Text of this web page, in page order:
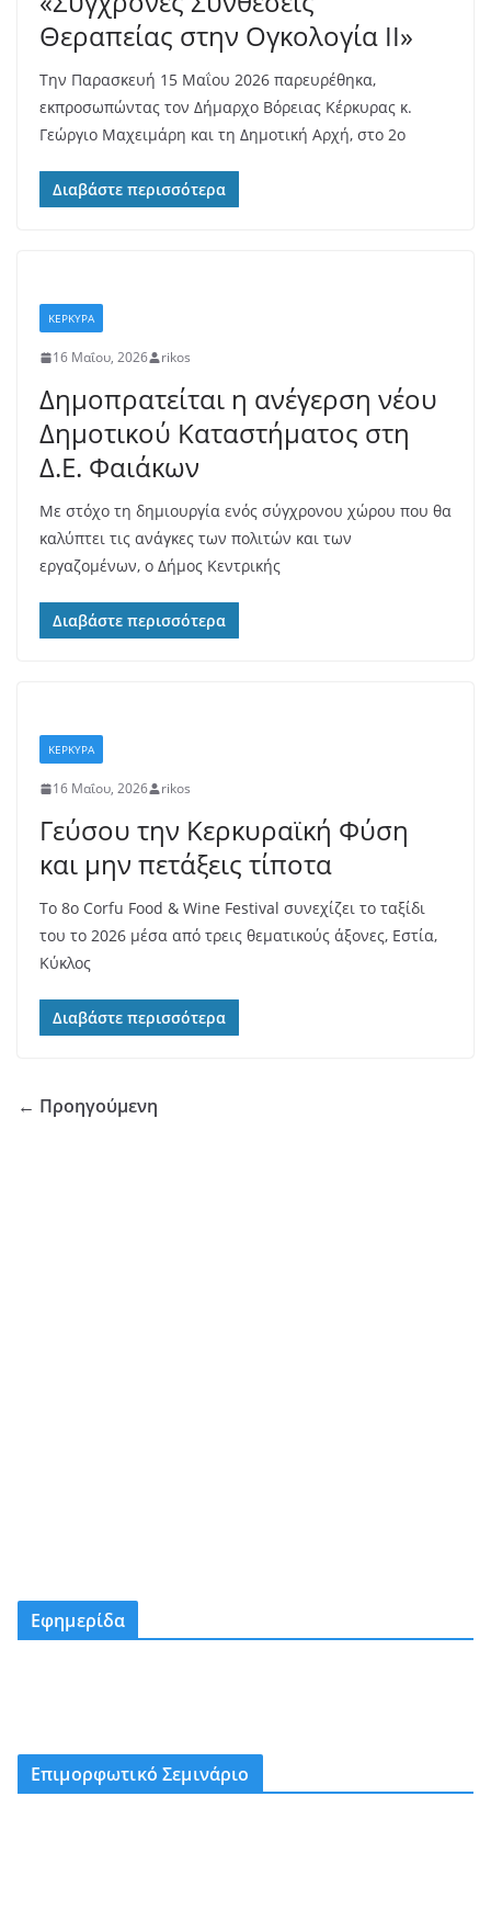
Θεραπείας στην Ογκολογία ΙΙ»
Την Παρασκευή 15 Μαΐου 2026 παρευρέθηκα,
εκπροσωπώντας τον Δήμαρχο Βόρειας Κέρκυρας κ.
Γεώργιο Μαχειμάρη και τη Δημοτική Αρχή, στο 2ο
Διαβάστε περισσότερα
ΚΕΡΚΥΡΑ
16 Μαΐου, 2026 rikos
Δημοπρατείται η ανέγερση νέου
Δημοτικού Καταστήματος στη
Δ.Ε. Φαιάκων
Με στόχο τη δημιουργία ενός σύγχρονου χώρου που θα
καλύπτει τις ανάγκες των πολιτών και των
εργαζομένων, ο Δήμος Κεντρικής
Διαβάστε περισσότερα
ΚΕΡΚΥΡΑ
16 Μαΐου, 2026 rikos
Γεύσου την Κερκυραϊκή Φύση
και μην πετάξεις τίποτα
Το 8ο Corfu Food & Wine Festival συνεχίζει το ταξίδι
του το 2026 μέσα από τρεις θεματικούς άξονες, Εστία,
Κύκλος
Διαβάστε περισσότερα
← Προηγούμενη
Εφημερίδα
Επιμορφωτικό Σεμινάριο